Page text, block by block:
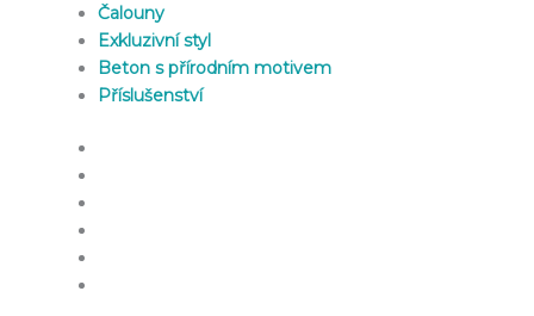
Čalouny
Exkluzivní styl
Beton s přírodním motivem
Příslušenství